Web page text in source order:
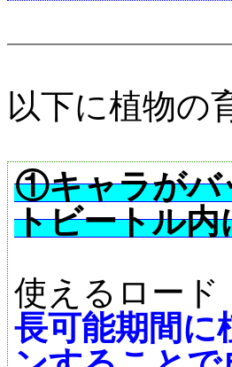
以下に植物の
①キャラがバ
トビートル内
使えるロード
長可能期間に